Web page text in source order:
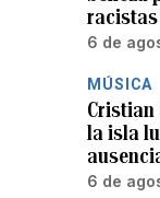
racistas
6 de
MÚSICA
Cristian
la isla
6 de